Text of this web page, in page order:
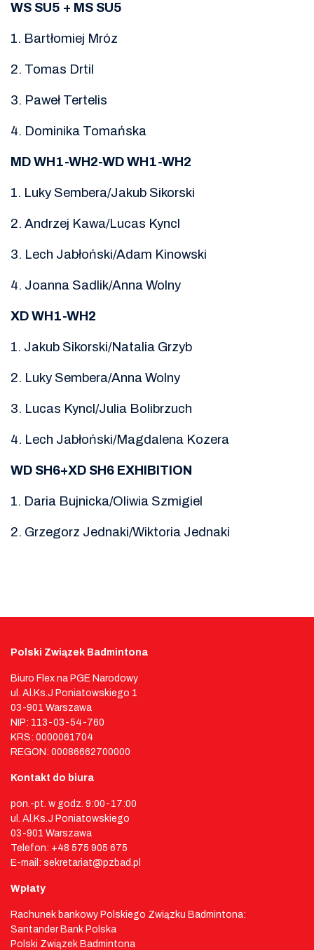
WS SU5 + MS SU5
1. Bartłomiej Mróz
2. Tomas Drtil
3. Paweł Tertelis
4. Dominika Tomańska
MD WH1-WH2-WD WH1-WH2
1. Luky Sembera/Jakub Sikorski
2. Andrzej Kawa/Lucas Kyncl
3. Lech Jabłoński/Adam Kinowski
4. Joanna Sadlik/Anna Wolny
XD WH1-WH2
1. Jakub Sikorski/Natalia Grzyb
2. Luky Sembera/Anna Wolny
3. Lucas Kyncl/Julia Bolibrzuch
4. Lech Jabłoński/Magdalena Kozera
WD SH6+XD SH6 EXHIBITION
1. Daria Bujnicka/Oliwia Szmigiel
2. Grzegorz Jednaki/Wiktoria Jednaki
Polski Związek Badmintona
Biuro Flex na PGE Narodowy
ul. Al.Ks.J Poniatowskiego 1
03-901 Warszawa
NIP: 113-03-54-760
KRS: 0000061704
REGON: 00086662700000
Kontakt do biura
pon.-pt. w godz. 9:00-17:00
ul. Al.Ks.J Poniatowskiego
03-901 Warszawa
Telefon: +48 575 905 675
E-mail: sekretariat@pzbad.pl
Wpłaty
Rachunek bankowy Polskiego Związku Badmintona:
Santander Bank Polska
Polski Związek Badmintona